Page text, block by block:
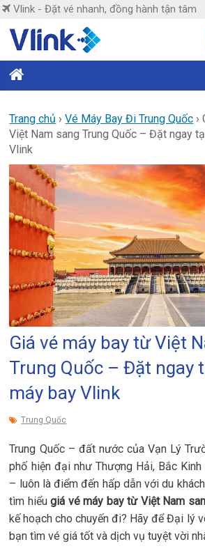
Skip
content
Vlink - Đặt vé nhanh, đồng hành tận tâm
Vlink
nhanh,
đồng
hành
tận
tâm
Trang chủ ›Vé Máy Bay Đi Trung Quốc ›
Việt Nam sang Trung Quốc – Đặt ngay
Vlink
Giá vé máy bay từ Việt
Trung Quốc – Đặt ngay
máy bay Vlink
Trung Quốc
Trung Quốc – đất nước của Vạn Lý
phố hiện đại như Thượng Hải, Bắc
– luôn là điểm đến hấp dẫn với du
tìm hiểugiá vé máy bay từ Việt Nam
kế hoạch cho chuyến đi? Hãy để Đại lý
bạn tìm vé giá tốt và dịch vụ tuyệt vời